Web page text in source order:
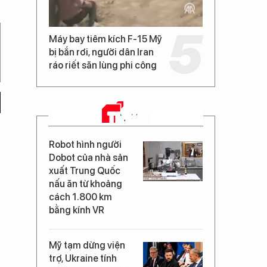
Máy bay tiêm kích F-15 Mỹ
bị bắn rơi, người dân Iran
ráo riết săn lùng phi công
TIN MỚI
Robot hình người
Dobot của nhà sản
xuất Trung Quốc
nấu ăn từ khoảng
cách 1.800 km
bằng kính VR
Mỹ tạm dừng viện
trợ, Ukraine tính